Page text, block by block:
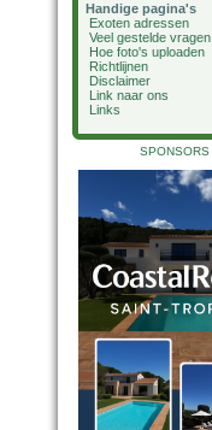
Handige pagina's
Exoten adressen
Veel gestelde vragen
Hoe foto's uploaden
Richtlijnen
Disclaimer
Link naar ons
Links
SPONSORS